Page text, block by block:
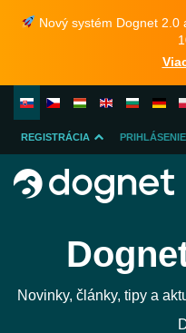
Nový systém Dognet 2.0
REGISTRÁCIA
INZERENTA
PRIHLÁSENIE
Novinky, články, tipy a